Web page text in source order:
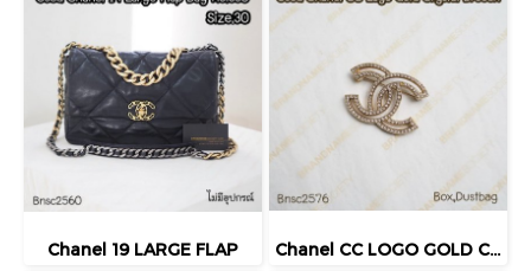
Chanel 19 LARGE FLAP Chanel CC LOGO GOLD CRYSTAL BROOCH